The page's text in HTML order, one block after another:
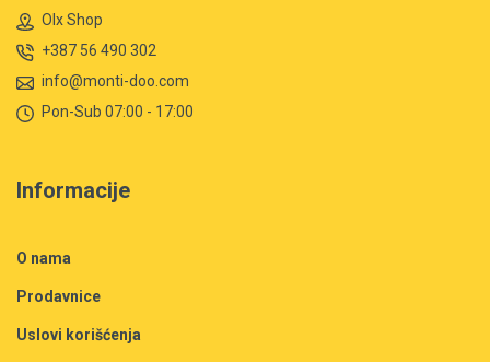
Olx Shop
+387 56 490 302
info@monti-doo.com
Pon-Sub 07:00 - 17:00
Informacije
O nama
Prodavnice
Uslovi korišćenja